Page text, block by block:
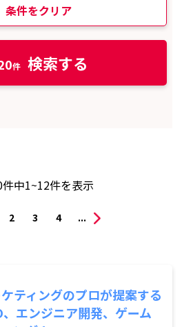
条件をクリア
検索する
件中1~12件を表示
2 3 4 ...
ティングのプロが提案する
エンジニア開発、ゲーム